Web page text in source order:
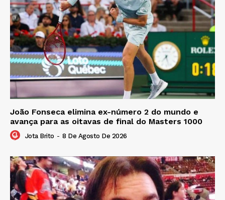
João Fonseca elimina ex-número 2 do mundo e
avança para as oitavas de final do Masters 1000
Jota Brito - 8 De Agosto De 2026